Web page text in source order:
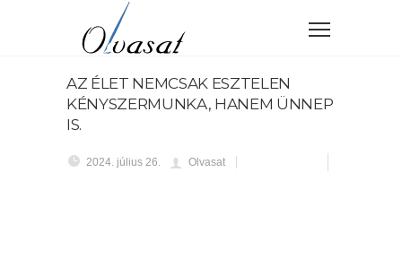
AZ ÉLET NEMCSAK ESZTELEN
KÉNYSZERMUNKA, HANEM ÜNNEP
IS.
2024. július 26. Olvasat